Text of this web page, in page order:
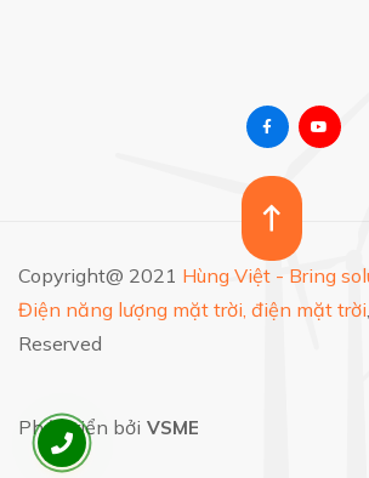
Copyright@ 2021 Hùng Việt - Bring
Điện năng lượng mặt trời, điện mặt trời
Reserved
Phát triển bởi VSME